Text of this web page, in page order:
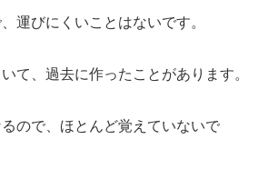
運びにくいことはないです。
て、過去に作ったことがあります。
ので、ほとんど覚えていないで